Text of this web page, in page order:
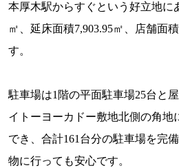
本厚木駅からすぐという好立地に
㎡、延床面積7,903.95㎡、店舗面積
す。
駐車場は1 階の平面駐車場25台と
イトーヨーカドー敷地北側の角地
でき、合計161 台分の駐車場を完
物に行っても安心です。